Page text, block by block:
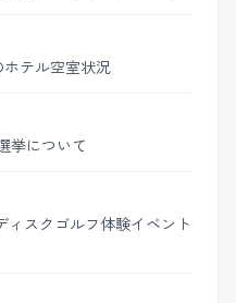
テル空室状況
挙について
ィスクゴルフ体験イベント